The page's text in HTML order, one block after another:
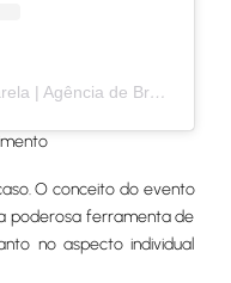
Um post compartilhado por Aquarela | Agência de Brand Experience (@aquarela.agencia)
O conceito do evento
poderosa ferramenta de
no aspecto individual